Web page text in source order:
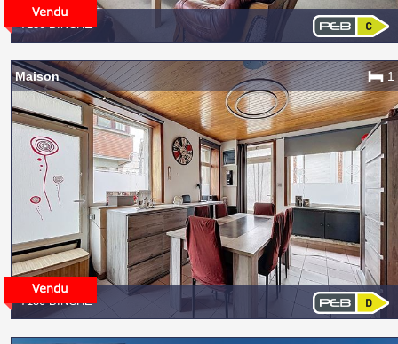
7130 BINCHE
7130 BINCHE
Maison 1